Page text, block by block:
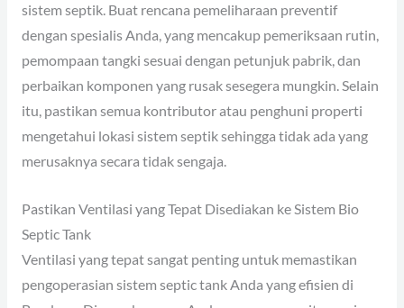
sistem septik. Buat rencana pemeliharaan preventif
dengan spesialis Anda, yang mencakup pemeriksaan rutin,
pemompaan tangki sesuai dengan petunjuk pabrik, dan
perbaikan komponen yang rusak sesegera mungkin. Selain
itu, pastikan semua kontributor atau penghuni properti
mengetahui lokasi sistem septik sehingga tidak ada yang
merusaknya secara tidak sengaja.
Pastikan Ventilasi yang Tepat Disediakan ke Sistem Bio
Septic Tank
Ventilasi yang tepat sangat penting untuk memastikan
pengoperasian sistem septic tank Anda yang efisien di